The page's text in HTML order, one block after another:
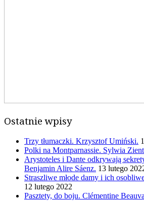
Ostatnie wpisy
Trzy tłumaczki. Krzysztof Umiński.
Polki na Montparnassie. Sylwia
Arystoteles i Dante odkrywają
Benjamin Alire Sáenz. 13 lutego
Straszliwe młode damy i ich
12 lutego 2022
Pasztety, do boju. Clémentine